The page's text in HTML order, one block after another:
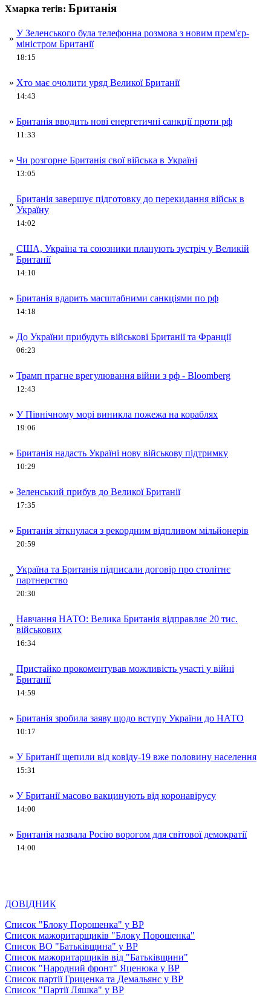
Хмарка тегів: Британія
»
У Зеленського була телефонна розмова з новим прем'єр-
міністром Британії
18:15
» Хто має очолити уряд Великої Британії
14:43
» Британія вводить нові енергетичні санкції проти рф
11:33
» Чи розгорне Британія свої війська в Україні
13:05
»
Британія завершує підготовку до перекидання військ в
Україну
14:02
»
США, Україна та союзники планують зустріч у Великій
Британії
14:10
» Британія вдарить масштабними санкціями по рф
14:18
» До України прибудуть військові Британії та Франції
06:23
» Трамп прагне врегулювання війни з рф - Bloomberg
12:43
» У Північному морі виникла пожежа на кораблях
19:06
» Британія надасть Україні нову військову підтримку
10:29
» Зеленський прибув до Великої Британії
17:35
» Британія зіткнулася з рекордним відпливом мільйонерів
20:59
»
Україна та Британія підписали договір про столітнє
партнерство
20:30
»
Навчання НАТО: Велика Британія відправляє 20 тис.
військових
16:34
»
Пристайко прокоментував можливість участі у війні
Британії
14:59
» Британія зробила заяву щодо вступу України до НАТО
10:17
» У Британії щепили від ковіду-19 вже половину населення
15:31
» У Британії масово вакцинують від коронавірусу
14:00
» Британія назвала Росію ворогом для світової демократії
14:00
ДОВІДНИК
Список "Блоку Порошенка" у ВР
Список мажоритарщиків "Блоку Порошенка"
Список ВО "Батьківщина" у ВР
Список мажоритарщиків від "Батьківщини"
Список "Народний фронт" Яценюка у ВР
Список партії Гриценка та Демальянс у ВР
Список "Партії Ляшка" у ВР